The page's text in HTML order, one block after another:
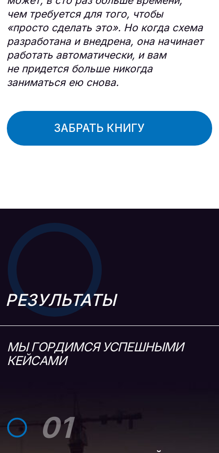
Конверсия сайта
выросла с 1,2% до
4,1%
Стоимость лида
снижена с 2800₽
до 500₽
Органический
трафик вырос
02
В НОВОСТРОЙКАХ
https://real-estat.ru/
г. Благовещенск
КОМПЛЕКСНАЯ РЕАЛИЗАЦИЯ
ПРОЕКТА. ОТ ИДЕИ